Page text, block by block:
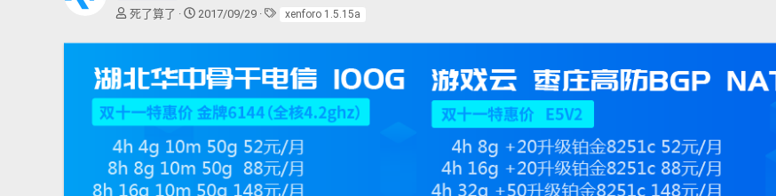
作
死了算了
创
日
2017/09/29
标
xenforo 1.5.15a